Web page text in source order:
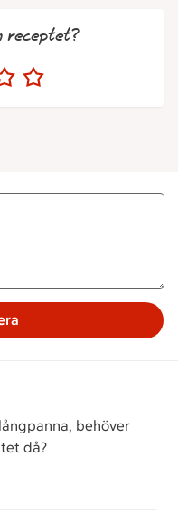
receptet?
behöver
då?